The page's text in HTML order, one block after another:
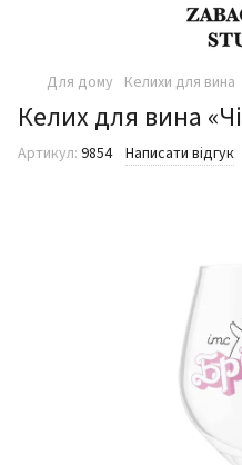
Для дому Келихи для вина
Келих для вина
Артикул: 9854 Написати відгук